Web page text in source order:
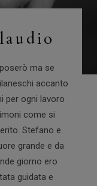
ma se
accanto
per ogni lavoro
come si
Stefano e
grande e da
giorno ero
guidata e